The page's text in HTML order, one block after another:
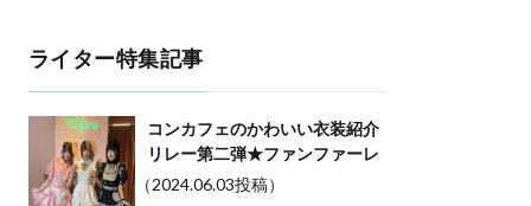
ライター特集記事
コンカフェのかわいい衣装紹介
リレー第二弾★ファンファーレ
（2024.06.03投稿）